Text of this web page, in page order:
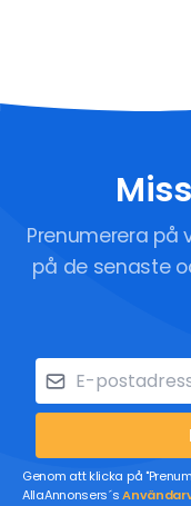
Prenumerera
på de senaste
Genom att klicka på
AllaAnnonsers´s